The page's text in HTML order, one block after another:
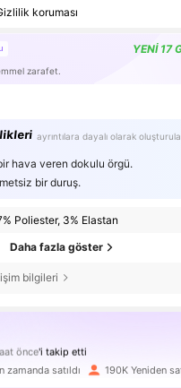
koruması
YENİ 17
zarafet.
ayrıntılara dayalı olarak
hava veren dokulu örgü.
bir duruş.
Poliester, 3% Elastan
Daha fazla göster
bilgileri
önce
atıyor
zamanda satıldı 190K Yeniden